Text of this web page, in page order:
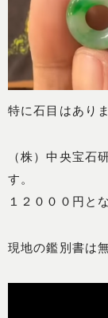
特に石目はあり
（株）中央宝石
す。
１２０００円と
現地の鑑別書は